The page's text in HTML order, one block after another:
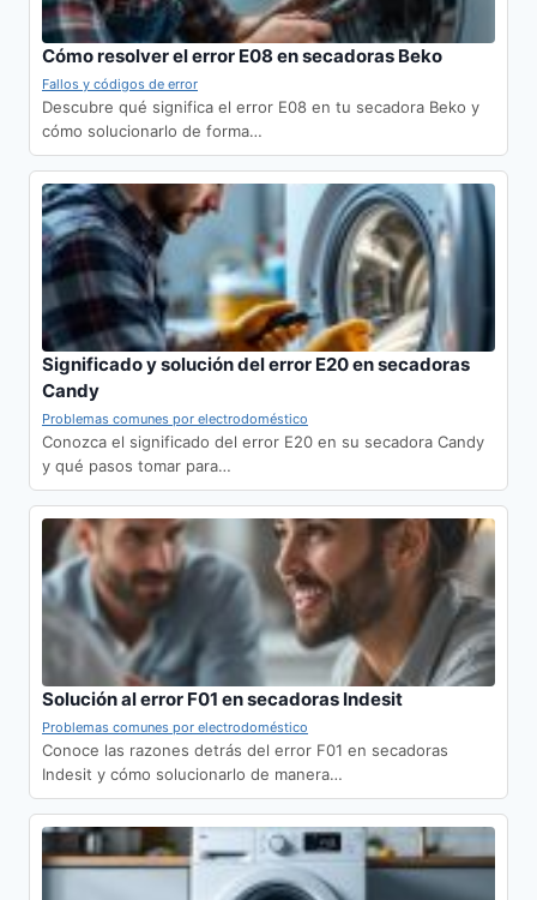
Cómo resolver el error E08 en secadoras Beko
Fallos y códigos de error
Descubre qué significa el error E08 en tu secadora Beko y
cómo solucionarlo de forma…
Significado y solución del error E20 en secadoras
Candy
Problemas comunes por electrodoméstico
Conozca el significado del error E20 en su secadora Candy
y qué pasos tomar para…
Solución al error F01 en secadoras Indesit
Problemas comunes por electrodoméstico
Conoce las razones detrás del error F01 en secadoras
Indesit y cómo solucionarlo de manera…